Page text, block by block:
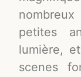
petites
lumière,
scenes